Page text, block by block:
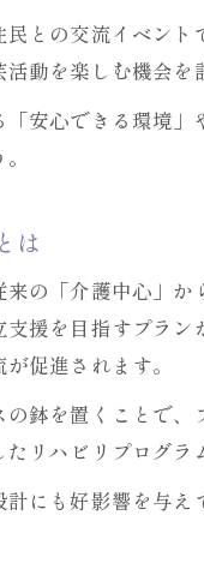
安心感を生むレモ
との交流イベン
動を楽しむ機会
安心できる環境
は
の「介護中心」
援を目指すプラ
促進されます。
鉢を置くことで
リハビリプログ
にも好影響を与